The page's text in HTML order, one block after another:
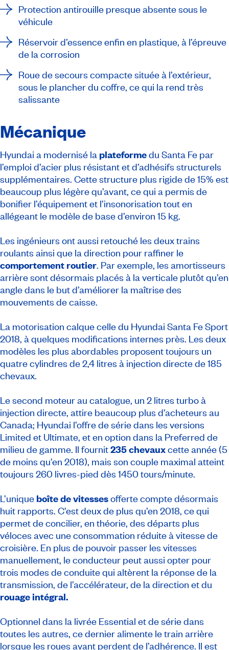
Protection antirouille presque absente sous le
véhicule
Réservoir d’essence enfin en plastique, à l’épreuve
de la corrosion
Roue de secours compacte située à l’extérieur,
sous le plancher du coffre, ce qui la rend très
salissante
Mécanique
Hyundai a modernisé la plateformedu Santa Fe par
l’emploi d’acier plus résistant et d’adhésifs structurels
supplémentaires. Cette structure plus rigide de 15% est
beaucoup plus légère qu’avant, ce qui a permis de
bonifier l’équipement et l’insonorisation tout en
allégeant le modèle de base d’environ 15 kg.
Les ingénieurs ont aussi retouché les deux trains
roulants ainsi que la direction pour raffiner le
comportement routier. Par exemple, les amortisseurs
arrière sont désormais placés à la verticale plutôt qu’en
angle dans le but d’améliorer la maîtrise des
mouvements de caisse.
La motorisation calque celle du Hyundai Santa Fe Sport
2018, à quelques modifications internes près. Les deux
modèles les plus abordables proposent toujours un
quatre cylindres de 2,4 litres à injection directe de 185
chevaux.
Le second moteur au catalogue, un 2 litres turbo à
injection directe, attire beaucoup plus d’acheteurs au
Canada; Hyundai l’offre de série dans les versions
Limited et Ultimate, et en option dans la Preferred de
milieu de gamme. Il fournit235 chevauxcette année (5
de moins qu’en 2018), mais son couple maximal atteint
toujours 260 livres-pied dès 1450 tours/minute.
L’unique boîte de vitessesofferte compte désormais
huit rapports. C’est deux de plus qu’en 2018, ce qui
permet de concilier, en théorie, des départs plus
véloces avec une consommation réduite à vitesse de
croisière. En plus de pouvoir passer les vitesses
manuellement, le conducteur peut aussi opter pour
trois modes de conduite qui altèrent la réponse de la
transmission, de l’accélérateur, de la direction et du
rouage intégral.
Optionnel dans la livrée Essential et de série dans
toutes les autres, ce dernier alimente le train arrière
lorsque les roues avant perdent de l’adhérence. Il est